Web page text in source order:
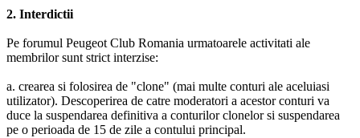
2. Interdictii
Pe forumul Peugeot Club Romania urmatoarele activitati ale
membrilor sunt strict interzise:
a. crearea si folosirea de "clone" (mai multe conturi ale aceluiasi
utilizator). Descoperirea de catre moderatori a acestor conturi va
duce la suspendarea definitiva a conturilor clonelor si suspendarea
pe o perioada de 15 de zile a contului principal.